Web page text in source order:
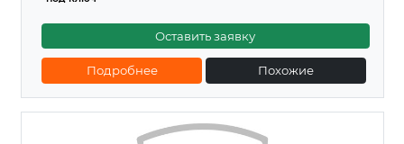
Оставить заявку
Подробнее Похожие